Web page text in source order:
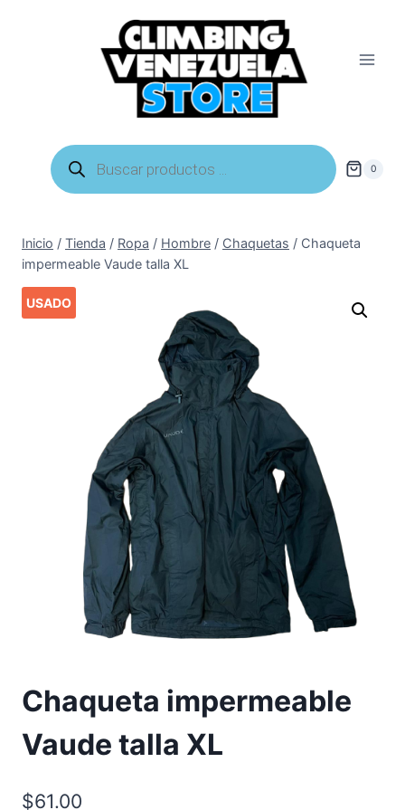
Búsqueda
de
productos
0
Inicio / Tienda / Ropa / Hombre / Chaquetas / Chaqueta
impermeable Vaude talla XL
USADO
Chaqueta impermeable
Vaude talla XL
$61.00